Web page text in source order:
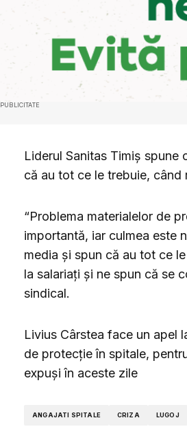
PUBLICITATE
Liderul Sanitas Timiș spune
că au tot ce le trebuie, când
“Problema materialelor de
importantă, iar culmea este
media și spun că au tot ce
la salariați și ne spun că se
sindical.
Livius Cârstea face un apel
de protecție în spitale,
expuși în aceste zile
ANGAJATI SPITALE CRIZA LUGOJ